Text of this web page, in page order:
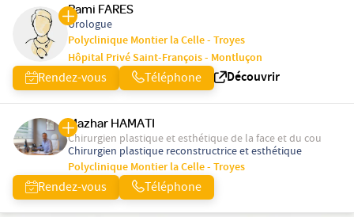
Rami FARES
Urologue
Polyclinique Montier la Celle - Troyes
Hôpital Privé Saint-François - Montluçon
Rendez-vous Téléphone Découvrir
Mazhar HAMATI
Chirurgien plastique et esthétique de la face et du cou
Chirurgien plastique reconstructrice et esthétique
Polyclinique Montier la Celle - Troyes
Rendez-vous Téléphone